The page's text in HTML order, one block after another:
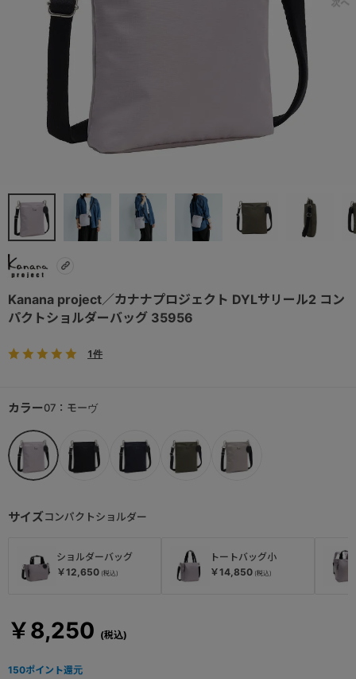
Kanana project／カナナプロジェクト DYLサリール2 コン
パクトショルダーバッグ 35956
1件
￥8,250
サイズコンパクトショルダー
ショルダーバッグ
￥12,650
トートバッグ小
￥14,850
カラー07：モーヴ
150ポイント還元